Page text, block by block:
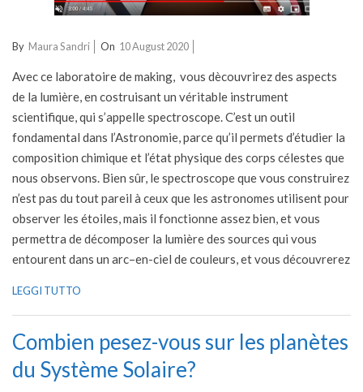
2020-
10
By Maura Sandri On 10 August 2020
Avec ce laboratoire de making, vous dècouvrirez des aspects
de la lumière, en costruisant un véritable instrument
scientifique, qui s’appelle spectroscope. C’est un outil
fondamental dans l’Astronomie, parce qu’il permets d’étudier la
composition chimique et l’état physique des corps célestes que
nous observons. Bien sûr, le spectroscope que vous construirez
n’est pas du tout pareil à ceux que les astronomes utilisent pour
observer les étoiles, mais il fonctionne assez bien, et vous
permettra de décomposer la lumière des sources qui vous
entourent dans un arc–en-ciel de couleurs, et vous découvrerez
LEGGI TUTTO
Combien pesez-vous sur les planètes
du Système Solaire?